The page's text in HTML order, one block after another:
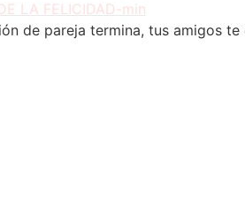
de pareja termina, tus amigos